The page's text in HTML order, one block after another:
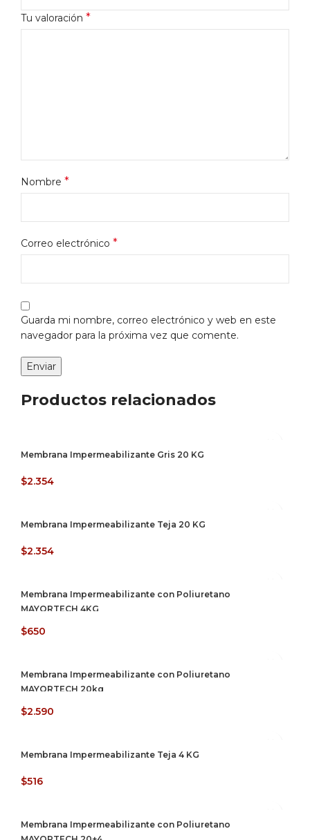
Tu valoración *
Nombre *
Correo electrónico *
Guarda mi nombre, correo electrónico y web en este
navegador para la próxima vez que comente.
Productos relacionados
Membrana Impermeabilizante Gris 20 KG
$2.354
Membrana Impermeabilizante Teja 20 KG
$2.354
Membrana Impermeabilizante con Poliuretano
MAYORTECH 4KG
$650
Membrana Impermeabilizante con Poliuretano
MAYORTECH 20kg
$2.590
Membrana Impermeabilizante Teja 4 KG
$516
Membrana Impermeabilizante con Poliuretano